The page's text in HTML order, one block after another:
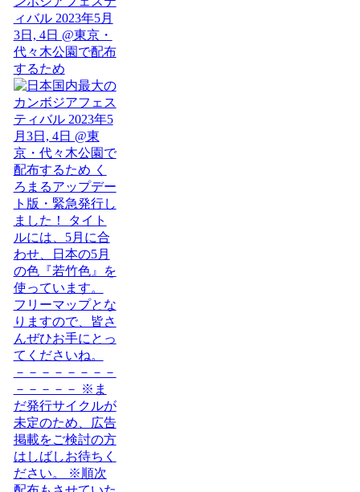
ィバル 2023年5月
3日, 4日 @東京・
代々木公園で配布
するため